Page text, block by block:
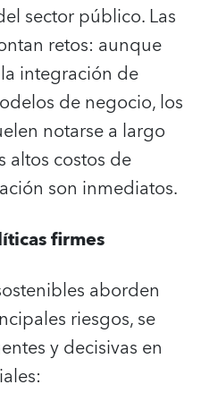
sector público. Las
retos: aunque
integración de
de negocio, los
notarse a largo
altos costos de
son inmediatos.
firmes
aborden
riesgos, se
y decisivas en